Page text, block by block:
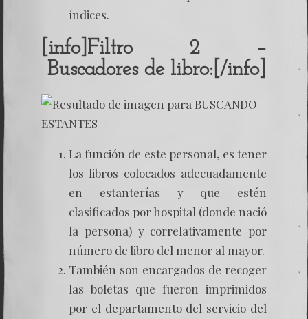
índices.
[info]Filtro 2 –
Buscadores de libro:[/info]
La función de este personal, es tener
los libros colocados adecuadamente
en estanterías y que estén
clasificados por hospital (donde nació
la persona) y correlativamente por
número de libro del menor al mayor.
También son encargados de recoger
las boletas que fueron imprimidos
por el departamento del servicio del